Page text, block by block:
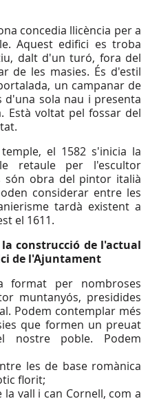
concedia llicència per a
Aquest edifici es troba
dalt d'un turó, fora del
de les masies. És d'estil
un campanar de
d'una sola nau i presenta
Està voltat pel fossar del
el 1582 s'inicia la
retaule per l'escultor
són obra del pintor italià
considerar entre les
tardà existent a
el 1611.
construcció de l'actual
de l'Ajuntament
format per nombroses
muntanyós, presidides
Podem contemplar més
que formen un preuat
nostre poble. Podem
les de base romànica
florit;
la vall i can Cornell, com a